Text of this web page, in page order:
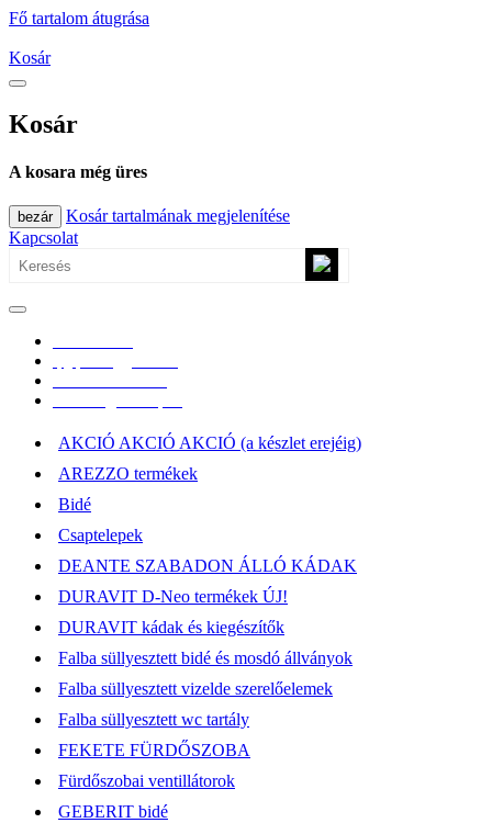
Fő tartalom átugrása
Kosár
Kosár
A kosara még üres
bezár
Kosár tartalmának megjelenítése
Kapcsolat
AKCIÓ AKCIÓ AKCIÓ (a készlet erejéig)
AREZZO termékek
Bidé
Csaptelepek
DEANTE SZABADON ÁLLÓ KÁDAK
DURAVIT D-Neo termékek ÚJ!
DURAVIT kádak és kiegészítők
Falba süllyesztett bidé és mosdó állványok
Falba süllyesztett vizelde szerelőelemek
Falba süllyesztett wc tartály
FEKETE FÜRDŐSZOBA
Fürdőszobai ventillátorok
GEBERIT bidé